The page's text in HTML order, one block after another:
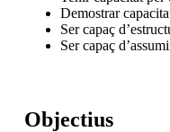
Demostrar
Ser capaç
Ser capaç
Objectius